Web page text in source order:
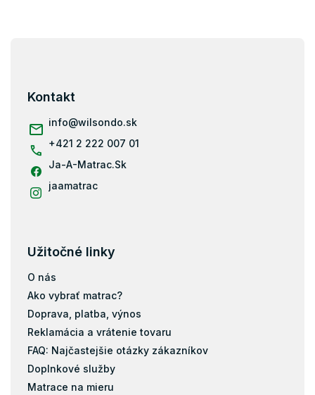
Kontakt
info@wilsondo.sk
+421 2 222 007 01
Ja-A-Matrac.Sk
jaamatrac
Užitočné linky
O nás
Ako vybrať matrac?
Doprava, platba, výnos
Reklamácia a vrátenie tovaru
FAQ: Najčastejšie otázky zákazníkov
Doplnkové služby
Matrace na mieru